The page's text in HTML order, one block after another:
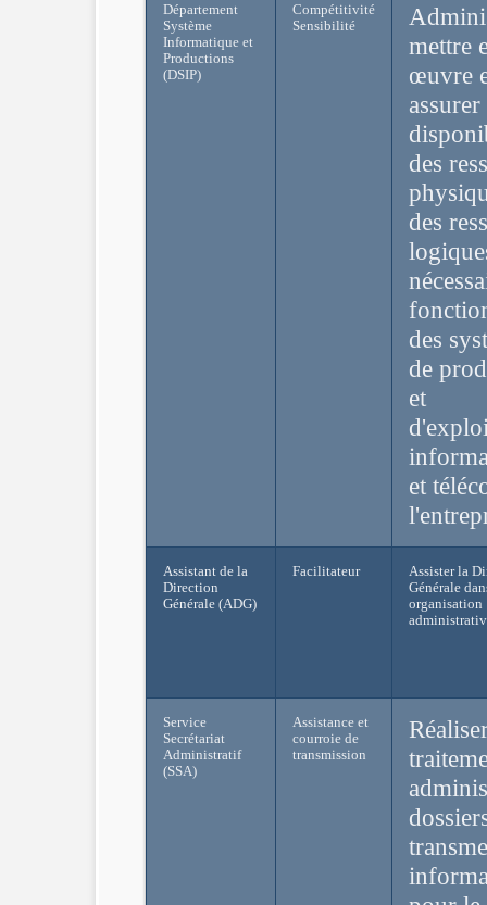
Département
Système
Informatique et
Productions
(DSIP)
Compétitivité
Sensibilité
mettre
œuvre
assurer
des
des
des
de
et
et
Assistant de la
Direction
Générale (ADG)
Facilitateur
Assister la
Générale
organisation
Service
Secrétariat
Administratif
(SSA)
Assistance et
courroie de
transmission